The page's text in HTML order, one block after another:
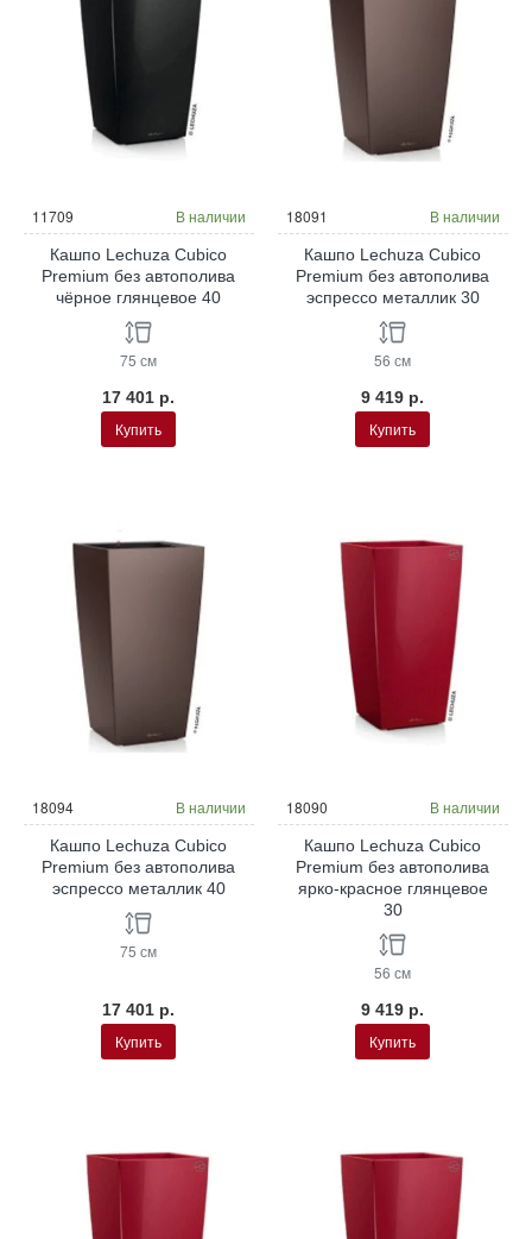
11709 В наличии
Кашпо Lechuza Cubico
Premium без автополива
чёрное глянцевое 40
75 см
17 401 р.
Купить
18091 В наличии
Кашпо Lechuza Cubico
Premium без автополива
эспрессо металлик 30
56 см
9 419 р.
Купить
18094 В наличии
Кашпо Lechuza Cubico
Premium без автополива
эспрессо металлик 40
75 см
17 401 р.
Купить
18090 В наличии
Кашпо Lechuza Cubico
Premium без автополива
ярко-красное глянцевое
30
56 см
9 419 р.
Купить